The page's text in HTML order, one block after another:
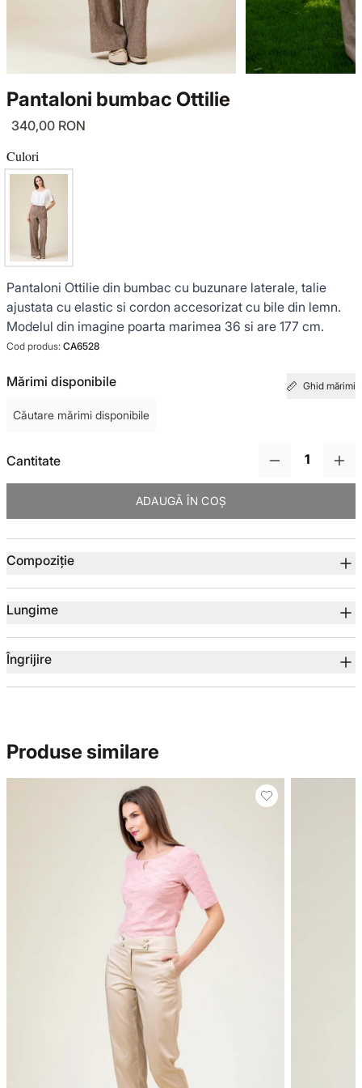
Pantaloni bumbac Ottilie
340,00 RON
Culori
Pantaloni Ottilie din bumbac cu buzunare laterale, talie
ajustata cu elastic si cordon accesorizat cu bile din lemn.
Modelul din imagine poarta marimea 36 si are 177 cm.
Cod produs: CA6528
Mărimi disponibile Ghid mărimi
Căutare mărimi disponibile
Cantitate
ADAUGĂ ÎN COȘ
Compoziție
Lungime
Îngrijire
Produse similare
GECI ȘI PALTOANE
ȚINUTE DE OCAZIE
NOUTĂȚI
COLECȚIA DIN IN
GARDEROBA DE VACANȚĂ
TOTUL DE LA -50%
GECI ȘI PALTOANE
SACOURI ȘI JACHETE
VEZI TOATE REDUCERILE
SENSE LIMITED EDITION
OFFICE MOOD